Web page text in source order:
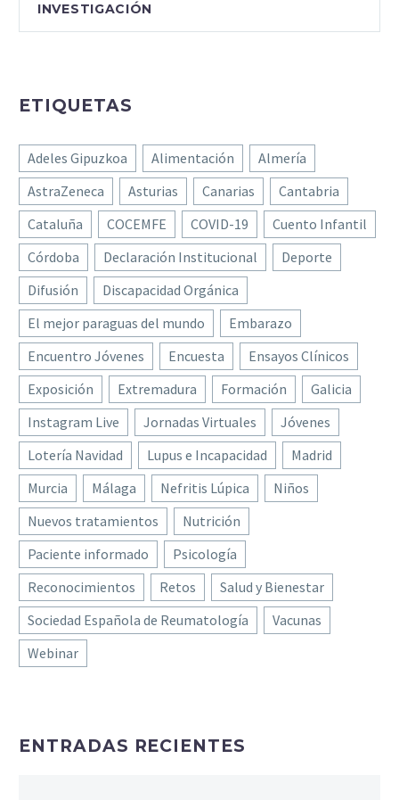
INVESTIGACIÓN
ETIQUETAS
Adeles Gipuzkoa Alimentación
Almería
AstraZeneca
Asturias Canarias
Cantabria
Cataluña
COCEMFE COVID-19
Cuento Infantil
Córdoba
Declaración Institucional
Deporte
Difusión
Discapacidad Orgánica
El mejor paraguas del mundo
Embarazo
Encuentro Jóvenes
Encuesta
Ensayos Clínicos
Exposición
Extremadura Formación
Galicia
Instagram Live
Jornadas Virtuales
Jóvenes
Lotería Navidad
Lupus e Incapacidad
Madrid
Murcia
Málaga Nefritis Lúpica
Niños
Nuevos tratamientos
Nutrición
Paciente informado
Psicología
Reconocimientos
Retos
Salud y Bienestar
Sociedad Española de Reumatología
Vacunas
Webinar
ENTRADAS RECIENTES